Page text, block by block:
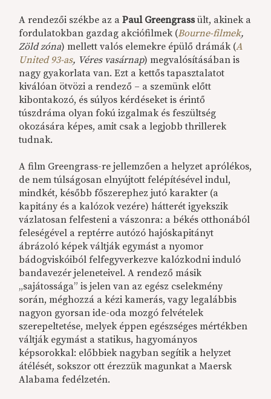
A rendezői székbe az aPaul Greengrassült, akinek a
fordulatokban gazdag akciófilmek (Bourne-filmek,
Zöld zóna) mellett valós elemekre épülő drámák (A
United 93-as, Véres vasárnap) megvalósításában is
nagy gyakorlata van. Ezt a kettős tapasztalatot
kiválóan ötvözi a rendező – a szemünk előtt
kibontakozó, és súlyos kérdéseket is érintő
túszdráma olyan fokú izgalmak és feszültség
okozására képes, amit csak a legjobb thrillerek
tudnak.
A film Greengrass-re jellemzően a helyzet aprólékos,
de nem túlságosan elnyújtott felépítésével indul,
mindkét, később főszerephez jutó karakter (a
kapitány és a kalózok vezére) hátterét igyekszik
vázlatosan felfesteni a vászonra: a békés otthonából
feleségével a reptérre autózó hajóskapitányt
ábrázoló képek váltják egymást a nyomor
bádogviskóiból felfegyverkezve kalózkodni induló
bandavezér jeleneteivel. A rendező másik
„sajátossága” is jelen van az egész cselekmény
során, méghozzá a kézi kamerás, vagy legalábbis
nagyon gyorsan ide-oda mozgó felvételek
szerepeltetése, melyek éppen egészséges mértékben
váltják egymást a statikus, hagyományos
képsorokkal: előbbiek nagyban segítik a helyzet
átélését, sokszor ott érezzük magunkat a Maersk
Alabama fedélzetén.